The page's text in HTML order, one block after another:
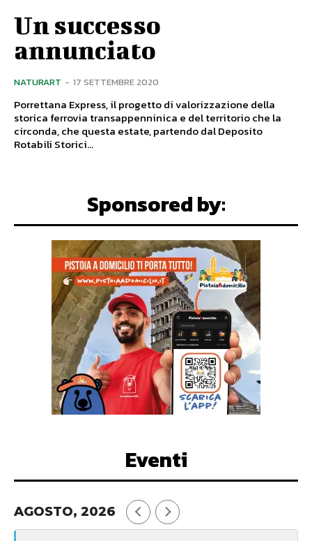
Un successo
annunciato
NATURART - 17 SETTEMBRE 2020
Porrettana Express, il progetto di valorizzazione della
storica ferrovia transappenninica e del territorio che la
circonda, che questa estate, partendo dal Deposito
Rotabili Storici...
Sponsored by:
Eventi
AGOSTO, 2026